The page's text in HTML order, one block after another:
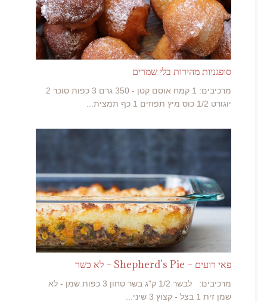
סופגניות מהירות בלי שמרים
מרכיבים: 1 קמח אוסם קטן - 350 גרם 3 כפות סוכר 2
יוגורט 1/2 כוס מיץ תפוזים 1 כף תמצית...
פאי רועים – Shepherd’s Pie – לא כשר
מרכיבים: לבשר 1/2 ק"ג בשר טחון 3 כפות שמן - לא
שמן זית 1 בצל - קצוץ 3 שיני...